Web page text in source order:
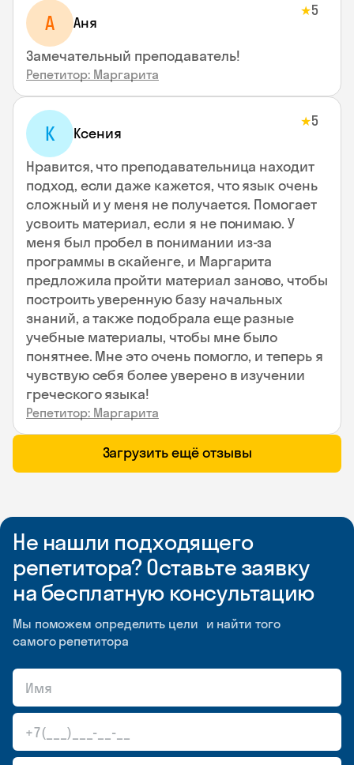
А Аня
★5
Замечательный преподаватель!
Репетитор: Маргарита
К Ксения
★5
Нравится, что преподавательница находит
подход, если даже кажется, что язык очень
сложный и у меня не получается. Помогает
усвоить материал, если я не понимаю. У
меня был пробел в понимании из-за
программы в скайенге, и Маргарита
предложила пройти материал заново, чтобы
построить уверенную базу начальных
знаний, а также подобрала еще разные
учебные материалы, чтобы мне было
понятнее. Мне это очень помогло, и теперь я
чувствую себя более уверено в изучении
греческого языка!
Репетитор: Маргарита
Загрузить ещё отзывы
Не нашли подходящего
репетитора? Оставьте заявку
на бесплатную консультацию
Мы поможем определить цели и найти того
самого репетитора